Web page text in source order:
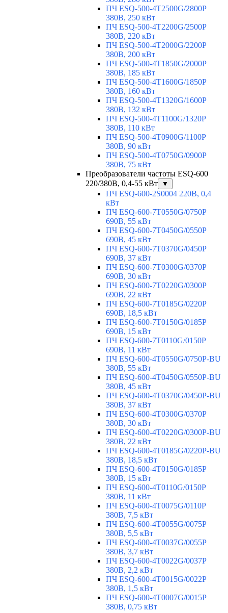
ПЧ ESQ-500-4T2500G/2800P
380В, 250 кВт
ПЧ ESQ-500-4T2200G/2500P
380В, 220 кВт
ПЧ ESQ-500-4T2000G/2200P
380В, 200 кВт
ПЧ ESQ-500-4T1850G/2000P
380В, 185 кВт
ПЧ ESQ-500-4T1600G/1850P
380В, 160 кВт
ПЧ ESQ-500-4T1320G/1600P
380В, 132 кВт
ПЧ ESQ-500-4T1100G/1320P
380В, 110 кВт
ПЧ ESQ-500-4T0900G/1100P
380В, 90 кВт
ПЧ ESQ-500-4T0750G/0900P
380В, 75 кВт
Преобразователи частоты ESQ-600
220/380В, 0,4-55 кВт
▼
ПЧ ESQ-600-2S0004 220В, 0,4
кВт
ПЧ ESQ-600-7T0550G/0750P
690В, 55 кВт
ПЧ ESQ-600-7T0450G/0550P
690В, 45 кВт
ПЧ ESQ-600-7T0370G/0450P
690В, 37 кВт
ПЧ ESQ-600-7T0300G/0370P
690В, 30 кВт
ПЧ ESQ-600-7T0220G/0300P
690В, 22 кВт
ПЧ ESQ-600-7T0185G/0220P
690В, 18,5 кВт
ПЧ ESQ-600-7T0150G/0185P
690В, 15 кВт
ПЧ ESQ-600-7T0110G/0150P
690В, 11 кВт
ПЧ ESQ-600-4T0550G/0750P-BU
380В, 55 кВт
ПЧ ESQ-600-4T0450G/0550P-BU
380В, 45 кВт
ПЧ ESQ-600-4T0370G/0450P-BU
380В, 37 кВт
ПЧ ESQ-600-4T0300G/0370P
380В, 30 кВт
ПЧ ESQ-600-4T0220G/0300P-BU
380В, 22 кВт
ПЧ ESQ-600-4T0185G/0220P-BU
380В, 18,5 кВт
ПЧ ESQ-600-4T0150G/0185P
380В, 15 кВт
ПЧ ESQ-600-4T0110G/0150P
380В, 11 кВт
ПЧ ESQ-600-4T0075G/0110P
380В, 7,5 кВт
ПЧ ESQ-600-4T0055G/0075P
380В, 5,5 кВт
ПЧ ESQ-600-4T0037G/0055P
380В, 3,7 кВт
ПЧ ESQ-600-4T0022G/0037P
380В, 2,2 кВт
ПЧ ESQ-600-4T0015G/0022P
380В, 1,5 кВт
ПЧ ESQ-600-4T0007G/0015P
380В, 0,75 кВт